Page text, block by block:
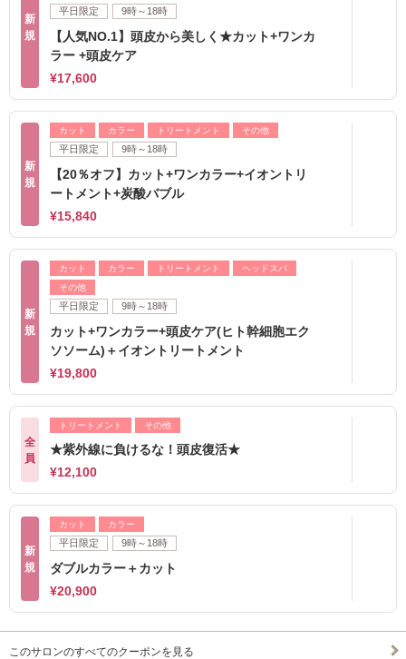
新
規
平日限定 9時～18時
【人気NO.1】頭皮から美しく★カット+ワンカ
ラー +頭皮ケア
¥17,600
新
規
カット カラー トリートメント その他
平日限定 9時～18時
【20％オフ】カット+ワンカラー+イオントリ
ートメント+炭酸バブル
¥15,840
新
規
カット カラー トリートメント
ヘッドスパ
その他
平日限定 9時～18時
カット+ワンカラー+頭皮ケア(ヒト幹細胞エク
ソソーム)＋イオントリートメント
¥19,800
全
員
トリートメント その他
★紫外線に負けるな！頭皮復活★
¥12,100
新
規
カット カラー
平日限定 9時～18時
ダブルカラー＋カット
¥20,900
このサロンのすべてのクーポンを見る